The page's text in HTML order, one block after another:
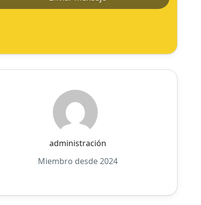
administración
Miembro desde 2024